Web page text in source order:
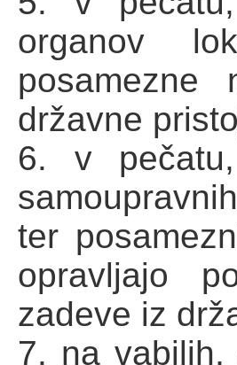
organov
posamezne
državne
6. v
ter
opravljajo
zadeve iz
7. na vabilih,